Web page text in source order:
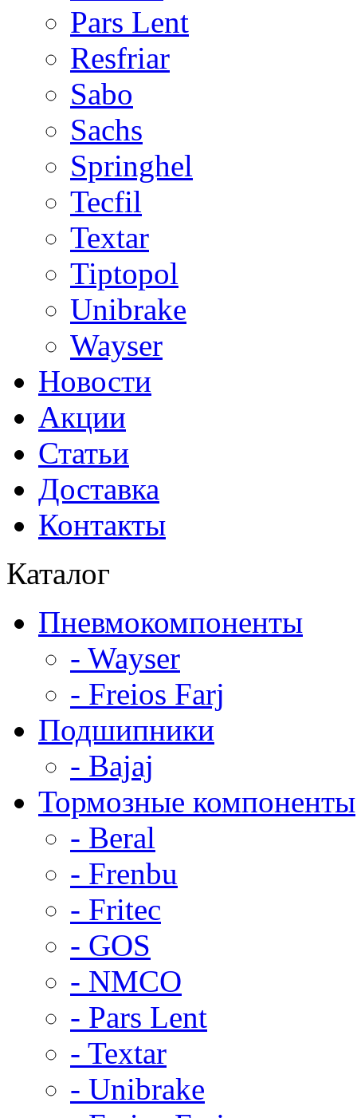
Pars Lent
Resfriar
Sabo
Sachs
Springhel
Tecfil
Textar
Tiptopol
Unibrake
Wayser
Новости
Акции
Статьи
Доставка
Контакты
Каталог
Пневмокомпоненты
- Wayser
- Freios Farj
Подшипники
- Bajaj
Тормозные компоненты
- Beral
- Frenbu
- Fritec
- GOS
- NMCO
- Pars Lent
- Textar
- Unibrake